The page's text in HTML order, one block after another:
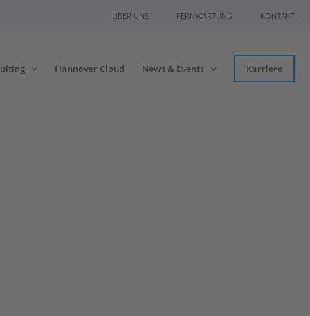
ÜBER UNS FERNWARTUNG KONTAKT
Hannover Cloud News & Events Karriere